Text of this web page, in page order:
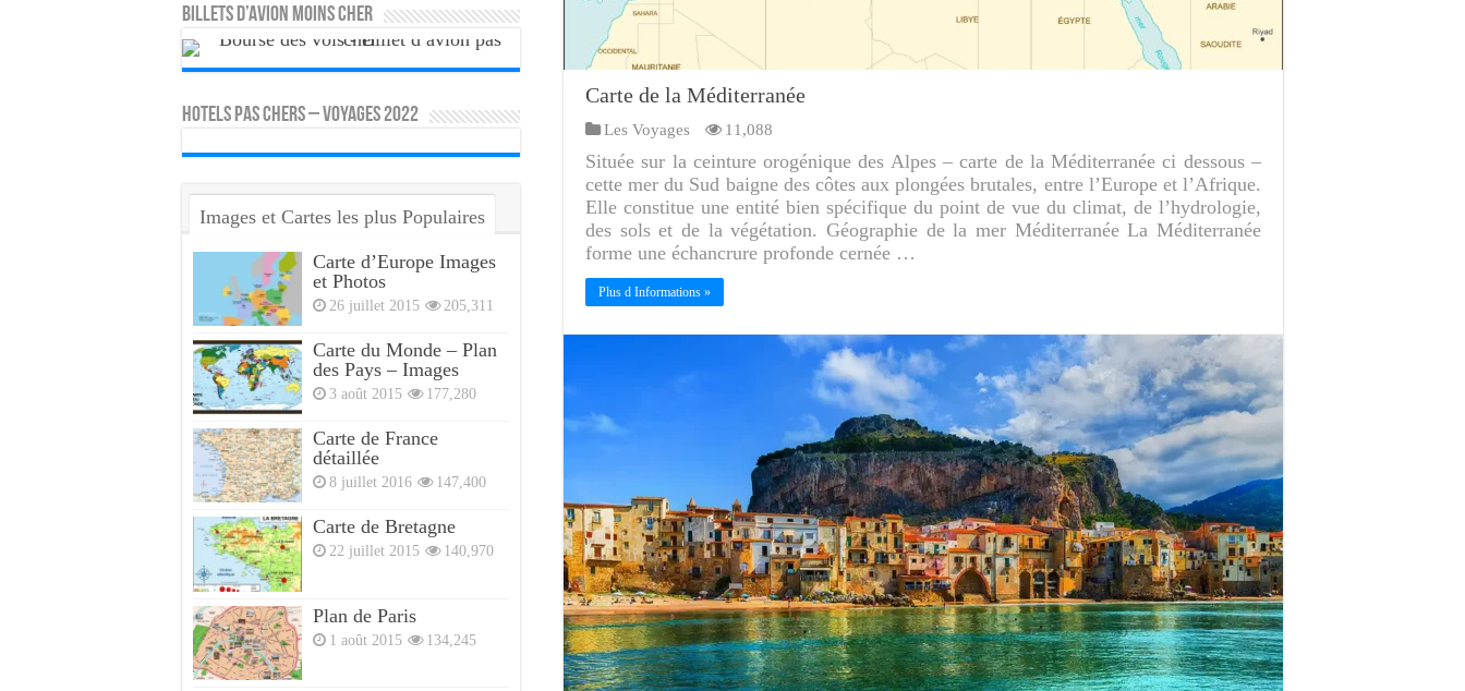
Carte de la Méditerranée
Les Voyages 11,088
Située sur la ceinture orogénique des Alpes – carte de la Méditerranée ci dessous –
cette mer du Sud baigne des côtes aux plongées brutales, entre l’Europe et l’Afrique.
Elle constitue une entité bien spécifique du point de vue du climat, de l’hydrologie,
des sols et de la végétation. Géographie de la mer Méditerranée La Méditerranée
forme une échancrure profonde cernée …
Plus d Informations »
Billets d’avion moins cher
HOTELS PAS CHERS – VOYAGES 2022
Images et Cartes les plus Populaires
Carte d’Europe Images
et Photos
26 juillet 2015 205,311
Carte du Monde – Plan
des Pays – Images
3 août 2015 177,280
Carte de France
détaillée
8 juillet 2016 147,400
Carte de Bretagne
22 juillet 2015 140,970
Plan de Paris
1 août 2015 134,245